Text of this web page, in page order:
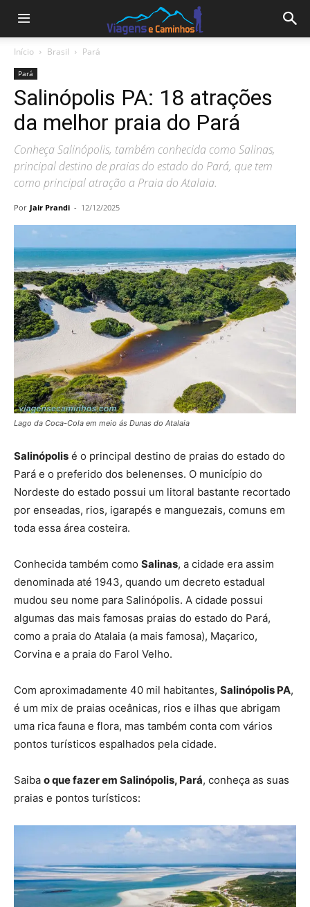
Início Brasil Pará
Pará
Salinópolis PA: 18 atrações
da melhor praia do Pará
Conheça Salinópolis, também conhecida como Salinas,
principal destino de praias do estado do Pará, que tem
como principal atração a Praia do Atalaia.
Por Jair Prandi - 12/12/2025
Lago da Coca-Cola em meio ás Dunas do Atalaia
Salinópolis é o principal destino de praias do estado do
Pará e o preferido dos belenenses. O município do
Nordeste do estado possui um litoral bastante recortado
por enseadas, rios, igarapés e manguezais, comuns em
toda essa área costeira.
Conhecida também como Salinas, a cidade era assim
denominada até 1943, quando um decreto estadual
mudou seu nome para Salinópolis. A cidade possui
algumas das mais famosas praias do estado do Pará,
como a praia do Atalaia (a mais famosa), Maçarico,
Corvina e a praia do Farol Velho.
Com aproximadamente 40 mil habitantes, Salinópolis PA,
é um mix de praias oceânicas, rios e ilhas que abrigam
uma rica fauna e flora, mas também conta com vários
pontos turísticos espalhados pela cidade.
Saiba o que fazer em Salinópolis, Pará, conheça as suas
praias e pontos turísticos: